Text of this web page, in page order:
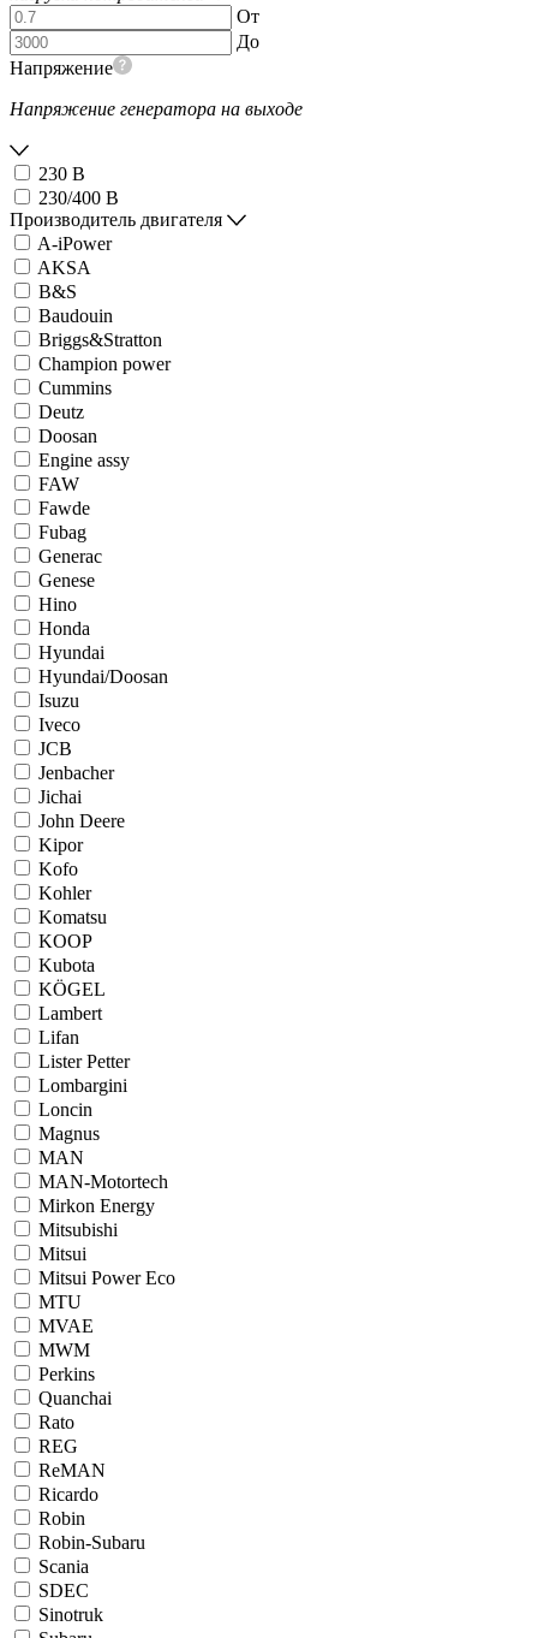
От
До
Напряжение
Напряжение генератора на выходе
230 В
230/400 В
Производитель двигателя
A-iPower
AKSA
B&S
Baudouin
Briggs&Stratton
Champion power
Cummins
Deutz
Doosan
Engine assy
FAW
Fawde
Fubag
Generac
Genese
Hino
Honda
Hyundai
Hyundai/Doosan
Isuzu
Iveco
JCB
Jenbacher
Jichai
John Deere
Kipor
Kofo
Kohler
Komatsu
KOOP
Kubota
KÖGEL
Lambert
Lifan
Lister Petter
Lombargini
Loncin
Magnus
MAN
MAN-Motortech
Mirkon Energy
Mitsubishi
Mitsui
Mitsui Power Eco
MTU
MVAE
MWM
Perkins
Quanchai
Rato
REG
ReMAN
Ricardo
Robin
Robin-Subaru
Scania
SDEC
Sinotruk